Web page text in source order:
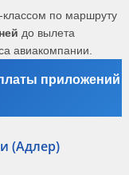
классом по маршруту
до вылета
авиакомпании.
приложений
(Адлер)